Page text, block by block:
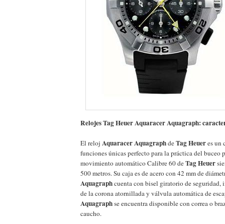
Relojes Tag Heuer Aquaracer Aquagraph:
El reloj Aquaracer AquagraphdeTag Heueres un
funciones únicas perfecto para la práctica del buceo
movimiento automático Calibre 60 deTag Heuer
500 metros. Su caja es de acero con 42 mm de
Aquagraphcuenta con bisel giratorio de seguridad,
de la corona atornillada y válvula automática de
Aquagraphse encuentra disponible con correa o
caucho.